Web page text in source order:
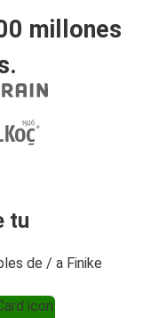
millones
tu
de / a Finike